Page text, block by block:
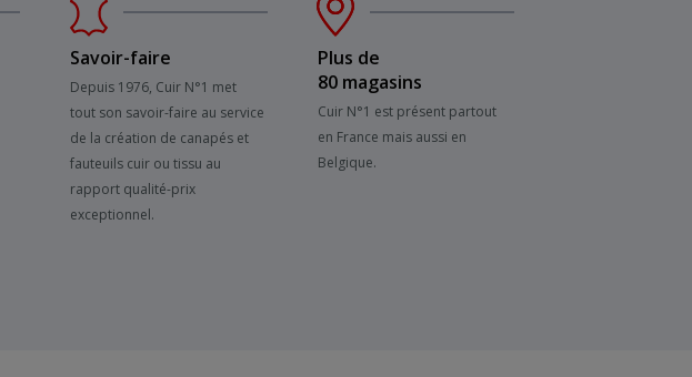
Savoir-faire
Depuis 1976, Cuir N°1 met
tout son savoir-faire au service
de la création de canapés et
fauteuils cuir ou tissu au
rapport qualité-prix
exceptionnel.
Plus de
80 magasins
Cuir N°1 est présent partout
en France mais aussi en
Belgique.